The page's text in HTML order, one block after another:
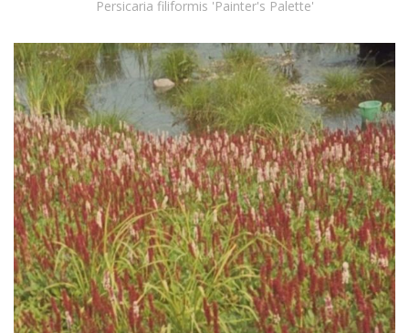
Persicaria filiformis 'Painter's Palette'